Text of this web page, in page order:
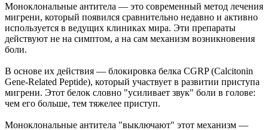
Моноклональные антитела — это современный метод лечения
мигрени, который появился сравнительно недавно и активно
используется в ведущих клиниках мира. Эти препараты
действуют не на симптом, а на сам механизм возникновения
боли.
В основе их действия — блокировка белка CGRP (Calcitonin
Gene-Related Peptide), который участвует в развитии приступа
мигрени. Этот белок словно "усиливает звук" боли в голове:
чем его больше, тем тяжелее приступ.
Моноклональные антитела "выключают" этот механизм —